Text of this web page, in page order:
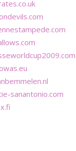
sanantonio.com